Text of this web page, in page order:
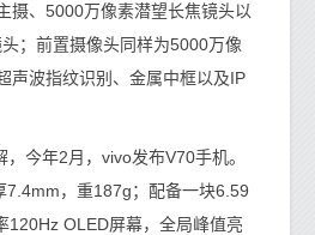
摄、5000万像素潜望长焦镜头以
；前置摄像头同样为5000万像
声波指纹识别、金属中框以及IP
今年2月，vivo发布V70手机。
7.4mm，重187g；配备一块6.59
120Hz OLED屏幕，全局峰值亮